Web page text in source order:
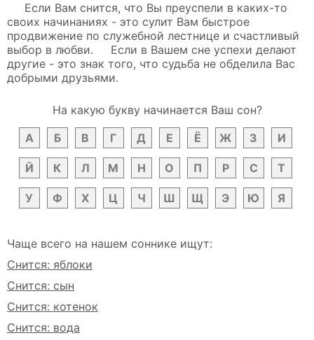
Если Вам снится, что Вы преуспели в каких-то
своих начинаниях - это сулит Вам быстрое
продвижение по служебной лестнице и счастливый
выбор в любви. Если в Вашем сне успехи делают
другие - это знак того, что судьба не обделила Вас
добрыми друзьями.
На какую букву начинается Ваш сон?
А
Б В Г Д Е Ё Ж З И
Й К Л М Н О П Р С Т
У Ф Х Ц Ч Ш Щ Э Ю Я
Чаще всего на нашем соннике ищут:
Снится: яблоки
Снится: сын
Снится: котенок
Снится: вода